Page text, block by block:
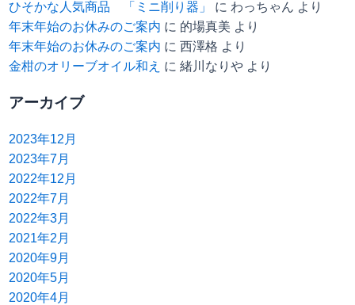
ひそかな人気商品 「ミニ削り器」 に わっちゃん より
年末年始のお休みのご案内 に 的場真美 より
年末年始のお休みのご案内 に 西澤格 より
金柑のオリーブオイル和え に 緒川なりや より
アーカイブ
2023年12月
2023年7月
2022年12月
2022年7月
2022年3月
2021年2月
2020年9月
2020年5月
2020年4月